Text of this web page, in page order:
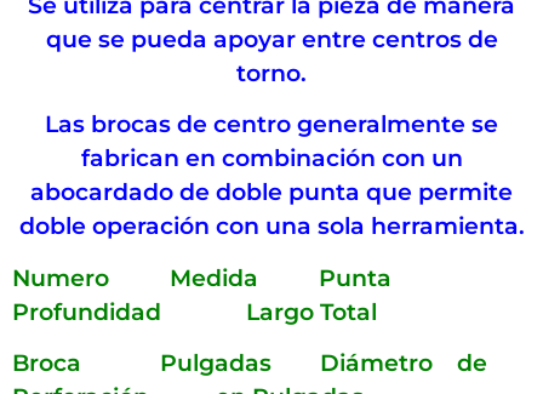
que se pueda apoyar entre centros de
torno.
Las brocas de centro generalmente se
fabrican en combinación con un
abocardado de doble punta que permite
doble operación con una sola herramienta.
Numero Medida Punta
Profundidad Largo Total
Broca Pulgadas Diámetro de